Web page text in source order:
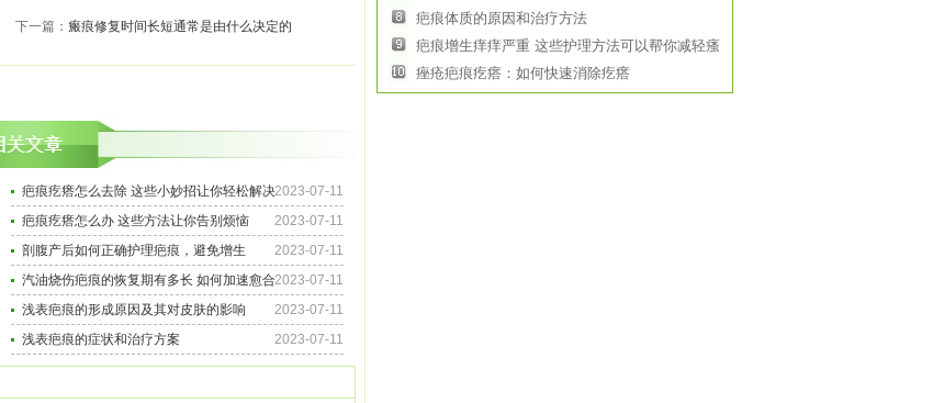
下一篇： 瘢痕修复时间长短通常是由什么决定的
疤痕疙瘩怎么去除 这些小妙招让你轻松解决2023-07-11
疤痕疙瘩怎么办 这些方法让你告别烦恼
2023-07-11
剖腹产后如何正确护理疤痕，避免增生
2023-07-11
汽油烧伤疤痕的恢复期有多长 如何加速愈合2023-07-11
浅表疤痕的形成原因及其对皮肤的影响
2023-07-11
浅表疤痕的症状和治疗方案 2023-07-11
疤痕体质的原因和治疗方法
疤痕增生痒痒严重 这些护理方法可以帮你减轻瘙
痤疮疤痕疙瘩：如何快速消除疙瘩